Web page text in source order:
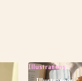
Illustrations